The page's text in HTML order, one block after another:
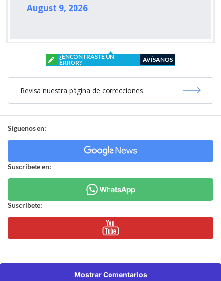
August 9, 2026
¿ENCONTRASTE UN
ERROR?
AVÍSANOS
Revisa nuestra página de correcciones
Síguenos en:
Suscríbete en:
Suscríbete:
Mostrar Comentarios